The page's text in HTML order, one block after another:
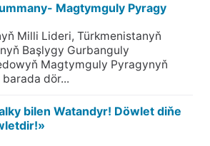
Magtymguly Pyragy
Milli Lideri, Türkmenistanyň
Başlygy Gurbanguly
Magtymguly Pyragynyň
dör...
bilen Watandyr! Döwlet diňe